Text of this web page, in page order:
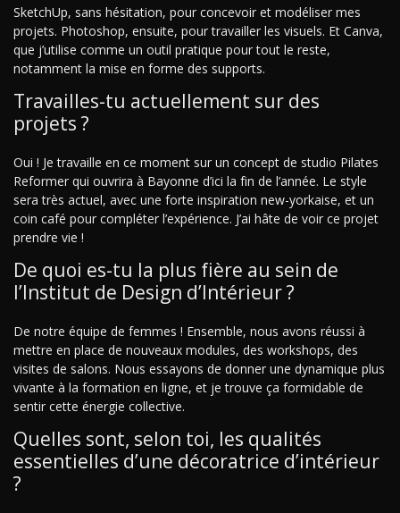
SketchUp, sans hésitation, pour concevoir et modéliser mes
projets. Photoshop, ensuite, pour travailler les visuels. Et Canva,
que j’utilise comme un outil pratique pour tout le reste,
notamment la mise en forme des supports.
Travailles-tu actuellement sur des
projets ?
Oui ! Je travaille en ce moment sur un concept de studio Pilates
Reformer qui ouvrira à Bayonne d’ici la fin de l’année. Le style
sera très actuel, avec une forte inspiration new-yorkaise, et un
coin café pour compléter l’expérience. J’ai hâte de voir ce projet
prendre vie !
De quoi es-tu la plus fière au sein de
l’Institut de Design d’Intérieur ?
De notre équipe de femmes ! Ensemble, nous avons réussi à
mettre en place de nouveaux modules, des workshops, des
visites de salons. Nous essayons de donner une dynamique plus
vivante à la formation en ligne, et je trouve ça formidable de
sentir cette énergie collective.
Quelles sont, selon toi, les qualités
essentielles d’une décoratrice d’intérieur
?